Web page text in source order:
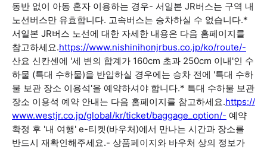
동반 없이 아동 혼자 이용하는 경우- 서일본 JR버스는 구역 내
노선버스만 유효합니다. 고속버스는 승차하실 수 없습니다.*
서일본 JR버스 노선에 대한 자세한 내용은 다음 홈페이지를
참고하세요.https://www.nishinihonjrbus.co.jp/ko/route/-
산요 신칸센에 '세 변의 합계가 160cm 초과 250cm 이내'인 수
하물 (특대 수하물)을 반입하실 경우에는 승차 전에 '특대 수하
물 보관 장소 이용석'을 예약하셔야 합니다.* 특대 수하물 보관
장소 이용석 예약 안내는 다음 홈페이지를 참고하세요.https://
www.westjr.co.jp/global/kr/ticket/baggage_option/- 예약
확정 후 '내 여행' e-티켓(바우처)에서 만나는 시간과 장소를
반드시 재확인해주세요.- 상품페이지와 바우처 상의 정보가